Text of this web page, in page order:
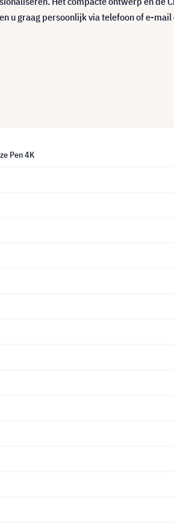
graag persoonlijk via telefoon of e-
Pen 4K